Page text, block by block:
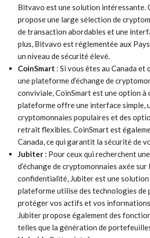
Bitvavo est une solution intéressante.
propose une large sélection de
de transaction abordables et une
plus, Bitvavo est réglementée aux
un niveau de sécurité élevé.
CoinSmart : Si vous êtes au Canada et
une plateforme d’échange de
conviviale, CoinSmart est une option à
plateforme offre une interface simple,
cryptomonnaies populaires et des
retrait flexibles. CoinSmart est
Canada, ce qui garantit la sécurité de
Jubiter : Pour ceux qui recherchent
d’échange de cryptomonnaies axée
confidentialité, Jubiter est une
plateforme utilise des technologies de
protéger vos actifs et vos
Jubiter propose également des
telles que la génération de